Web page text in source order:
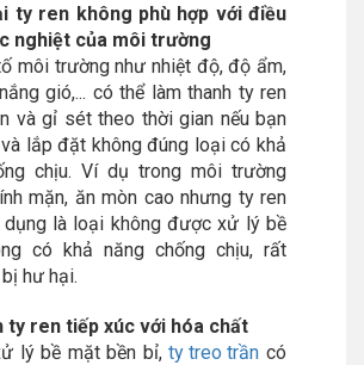
ty ren không phù hợp với điều
nghiệt của môi trường
môi trường như nhiệt độ, độ ẩm,
gió,... có thể làm thanh ty ren
và gỉ sét theo thời gian nếu bạn
lắp đặt không đúng loại có khả
chịu. Ví dụ trong môi trường
mặn, ăn mòn cao nhưng ty ren
là loại không được xử lý bề
có khả năng chống chịu, rất
hư hại.
ty ren tiếp xúc với hóa chất
lý bề mặt bền bỉ,ty treo trần có